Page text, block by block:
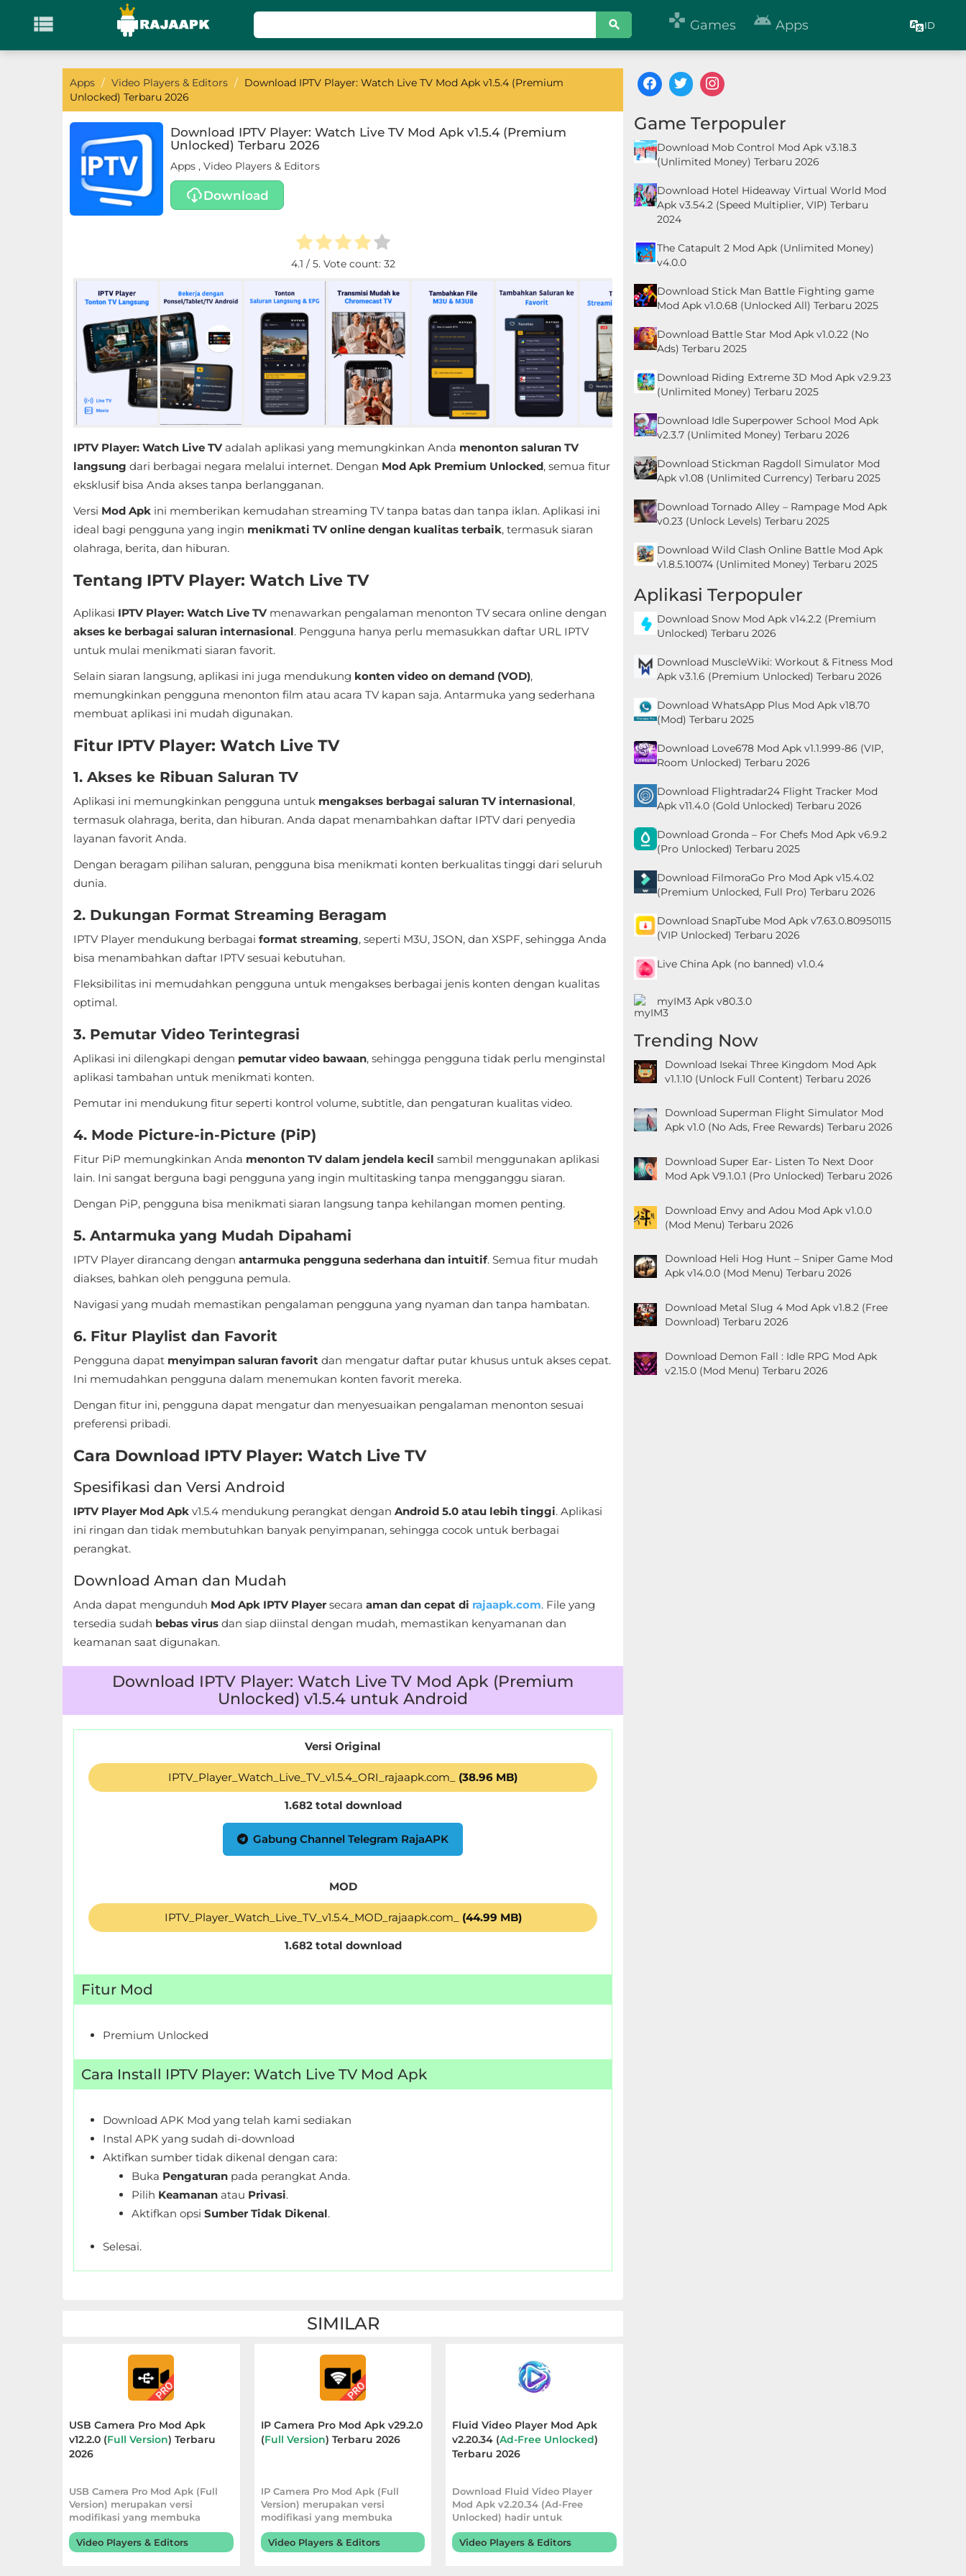
  Games  Apps ID
KATEGORI
Games
Educational
Hypercasual
Simulation
Standalone
Reference
Communication
Entertainment
Personalisasi
Apps / Video Players & Editors / Download IPTV Player: Watch Live TV Mod Apk v1.5.4 (Premium
Unlocked) Terbaru 2026
Download IPTV Player: Watch Live TV Mod Apk v1.5.4 (Premium
Unlocked) Terbaru 2026
Apps , Video Players & Editors
Download
4.1 / 5. Vote count: 32
IPTV Player: Watch Live TV adalah aplikasi yang memungkinkan Anda menonton saluran TV
langsung dari berbagai negara melalui internet. Dengan Mod Apk Premium Unlocked, semua fitur
eksklusif bisa Anda akses tanpa berlangganan.
Versi Mod Apk ini memberikan kemudahan streaming TV tanpa batas dan tanpa iklan. Aplikasi ini
ideal bagi pengguna yang ingin menikmati TV online dengan kualitas terbaik, termasuk siaran
olahraga, berita, dan hiburan.
Tentang IPTV Player: Watch Live TV
Aplikasi IPTV Player: Watch Live TV menawarkan pengalaman menonton TV secara online dengan
akses ke berbagai saluran internasional. Pengguna hanya perlu memasukkan daftar URL IPTV
untuk mulai menikmati siaran favorit.
Selain siaran langsung, aplikasi ini juga mendukung konten video on demand (VOD),
memungkinkan pengguna menonton film atau acara TV kapan saja. Antarmuka yang sederhana
membuat aplikasi ini mudah digunakan.
Fitur IPTV Player: Watch Live TV
1. Akses ke Ribuan Saluran TV
Aplikasi ini memungkinkan pengguna untuk mengakses berbagai saluran TV internasional,
termasuk olahraga, berita, dan hiburan. Anda dapat menambahkan daftar IPTV dari penyedia
layanan favorit Anda.
Dengan beragam pilihan saluran, pengguna bisa menikmati konten berkualitas tinggi dari seluruh
dunia.
2. Dukungan Format Streaming Beragam
IPTV Player mendukung berbagai format streaming, seperti M3U, JSON, dan XSPF, sehingga Anda
bisa menambahkan daftar IPTV sesuai kebutuhan.
Fleksibilitas ini memudahkan pengguna untuk mengakses berbagai jenis konten dengan kualitas
optimal.
3. Pemutar Video Terintegrasi
Aplikasi ini dilengkapi dengan pemutar video bawaan, sehingga pengguna tidak perlu menginstal
aplikasi tambahan untuk menikmati konten.
Pemutar ini mendukung fitur seperti kontrol volume, subtitle, dan pengaturan kualitas video.
4. Mode Picture-in-Picture (PiP)
Fitur PiP memungkinkan Anda menonton TV dalam jendela kecil sambil menggunakan aplikasi
lain. Ini sangat berguna bagi pengguna yang ingin multitasking tanpa mengganggu siaran.
Dengan PiP, pengguna bisa menikmati siaran langsung tanpa kehilangan momen penting.
5. Antarmuka yang Mudah Dipahami
IPTV Player dirancang dengan antarmuka pengguna sederhana dan intuitif. Semua fitur mudah
diakses, bahkan oleh pengguna pemula.
Navigasi yang mudah memastikan pengalaman pengguna yang nyaman dan tanpa hambatan.
6. Fitur Playlist dan Favorit
Pengguna dapat menyimpan saluran favorit dan mengatur daftar putar khusus untuk akses cepat.
Ini memudahkan pengguna dalam menemukan konten favorit mereka.
Dengan fitur ini, pengguna dapat mengatur dan menyesuaikan pengalaman menonton sesuai
preferensi pribadi.
Cara Download IPTV Player: Watch Live TV
Spesifikasi dan Versi Android
IPTV Player Mod Apk v1.5.4 mendukung perangkat dengan Android 5.0 atau lebih tinggi. Aplikasi
ini ringan dan tidak membutuhkan banyak penyimpanan, sehingga cocok untuk berbagai
perangkat.
Download Aman dan Mudah
Anda dapat mengunduh Mod Apk IPTV Player secara aman dan cepat di rajaapk.com. File yang
tersedia sudah bebas virus dan siap diinstal dengan mudah, memastikan kenyamanan dan
keamanan saat digunakan.
Download IPTV Player: Watch Live TV Mod Apk (Premium
Unlocked) v1.5.4 untuk Android
Versi Original
IPTV_Player_Watch_Live_TV_v1.5.4_ORI_rajaapk.com_ (38.96 MB)
1.682 total download
Gabung Channel Telegram RajaAPK
MOD
IPTV_Player_Watch_Live_TV_v1.5.4_MOD_rajaapk.com_ (44.99 MB)
1.682 total download
Fitur Mod
Premium Unlocked
Cara Install IPTV Player: Watch Live TV Mod Apk
Download APK Mod yang telah kami sediakan
Instal APK yang sudah di-download
Aktifkan sumber tidak dikenal dengan cara:
Buka Pengaturan pada perangkat Anda.
Pilih Keamanan atau Privasi.
Aktifkan opsi Sumber Tidak Dikenal.
Selesai.
SIMILAR
USB Camera Pro Mod Apk
v12.2.0 (Full Version) Terbaru
2026
USB Camera Pro Mod Apk (Full
Version) merupakan versi
modifikasi yang membuka
seluruh fitur premium
Video Players & Editors
IP Camera Pro Mod Apk v29.2.0
(Full Version) Terbaru 2026
IP Camera Pro Mod Apk (Full
Version) merupakan versi
modifikasi yang membuka
seluruh fitur premium
Video Players & Editors
Fluid Video Player Mod Apk
v2.20.34 (Ad-Free Unlocked)
Terbaru 2026
Download Fluid Video Player
Mod Apk v2.20.34 (Ad-Free
Unlocked) hadir untuk
pengguna yang ingin meni
Video Players & Editors
Game Terpopuler
Download Mob Control Mod Apk v3.18.3
(Unlimited Money) Terbaru 2026
Download Hotel Hideaway Virtual World Mod
Apk v3.54.2 (Speed Multiplier, VIP) Terbaru
2024
The Catapult 2 Mod Apk (Unlimited Money)
v4.0.0
Download Stick Man Battle Fighting game
Mod Apk v1.0.68 (Unlocked All) Terbaru 2025
Download Battle Star Mod Apk v1.0.22 (No
Ads) Terbaru 2025
Download Riding Extreme 3D Mod Apk v2.9.23
(Unlimited Money) Terbaru 2025
Download Idle Superpower School Mod Apk
v2.3.7 (Unlimited Money) Terbaru 2026
Download Stickman Ragdoll Simulator Mod
Apk v1.08 (Unlimited Currency) Terbaru 2025
Download Tornado Alley – Rampage Mod Apk
v0.23 (Unlock Levels) Terbaru 2025
Download Wild Clash Online Battle Mod Apk
v1.8.5.10074 (Unlimited Money) Terbaru 2025
Aplikasi Terpopuler
Download Snow Mod Apk v14.2.2 (Premium
Unlocked) Terbaru 2026
Download MuscleWiki: Workout & Fitness Mod
Apk v3.1.6 (Premium Unlocked) Terbaru 2026
Download WhatsApp Plus Mod Apk v18.70
(Mod) Terbaru 2025
Download Love678 Mod Apk v1.1.999-86 (VIP,
Room Unlocked) Terbaru 2026
Download Flightradar24 Flight Tracker Mod
Apk v11.4.0 (Gold Unlocked) Terbaru 2026
Download Gronda – For Chefs Mod Apk v6.9.2
(Pro Unlocked) Terbaru 2025
Download FilmoraGo Pro Mod Apk v15.4.02
(Premium Unlocked, Full Pro) Terbaru 2026
Download SnapTube Mod Apk v7.63.0.80950115
(VIP Unlocked) Terbaru 2026
Live China Apk (no banned) v1.0.4
myIM3 Apk v80.3.0
Trending Now
Download Isekai Three Kingdom Mod Apk
v1.1.10 (Unlock Full Content) Terbaru 2026
Download Superman Flight Simulator Mod
Apk v1.0 (No Ads, Free Rewards) Terbaru 2026
Download Super Ear- Listen To Next Door
Mod Apk V9.1.0.1 (Pro Unlocked) Terbaru 2026
Download Envy and Adou Mod Apk v1.0.0
(Mod Menu) Terbaru 2026
Download Heli Hog Hunt – Sniper Game Mod
Apk v14.0.0 (Mod Menu) Terbaru 2026
Download Metal Slug 4 Mod Apk v1.8.2 (Free
Download) Terbaru 2026
Download Demon Fall : Idle RPG Mod Apk
v2.15.0 (Mod Menu) Terbaru 2026